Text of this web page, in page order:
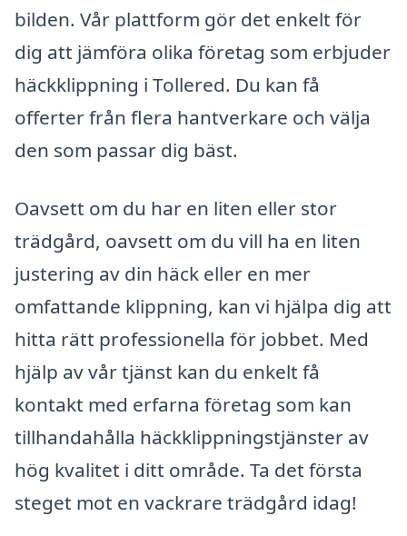
bilden. Vår plattform gör det enkelt för
dig att jämföra olika företag som erbjuder
häckklippning i Tollered. Du kan få
offerter från flera hantverkare och välja
den som passar dig bäst.
Oavsett om du har en liten eller stor
trädgård, oavsett om du vill ha en liten
justering av din häck eller en mer
omfattande klippning, kan vi hjälpa dig att
hitta rätt professionella för jobbet. Med
hjälp av vår tjänst kan du enkelt få
kontakt med erfarna företag som kan
tillhandahålla häckklippningstjänster av
hög kvalitet i ditt område. Ta det första
steget mot en vackrare trädgård idag!